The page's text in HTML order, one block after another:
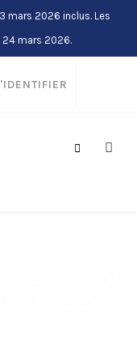
mars 2026 inclus. Les
24 mars 2026.